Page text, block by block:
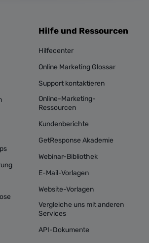
Hilfe und Ressourcen
Hilfecenter
Online Marketing Glossar
Support kontaktieren
Online-Marketing-
Ressourcen
Kundenberichte
GetResponse Akademie
Webinar-Bibliothek
E-Mail-Vorlagen
Website-Vorlagen
Vergleiche uns mit anderen
Services
API-Dokumente